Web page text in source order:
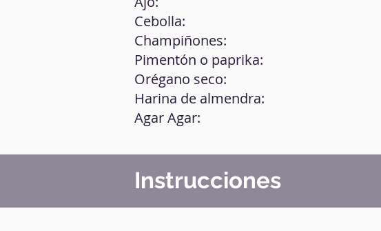
Cebolla:
Champiñones:
Pimentón o paprika:
Orégano seco:
Harina de almendra:
Agar Agar:
Instrucciones